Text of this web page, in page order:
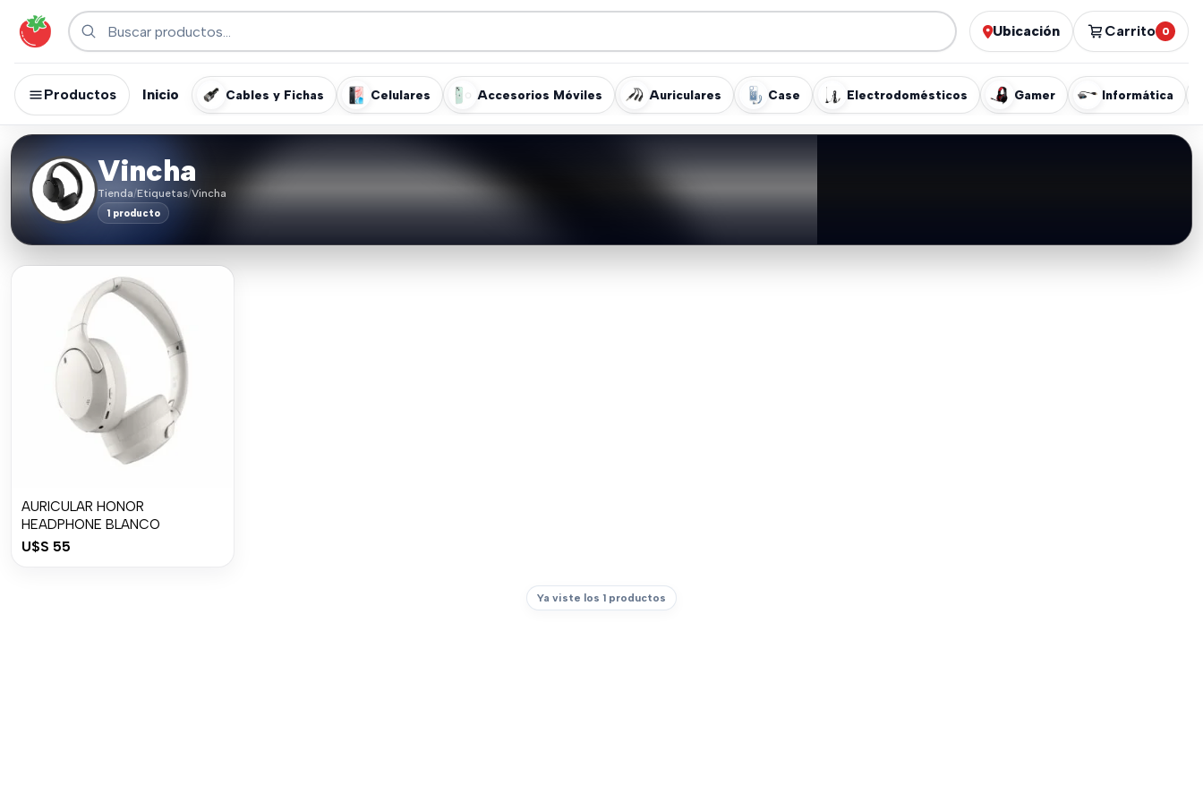
Ubicación Carrito 0
Productos Inicio Cables y Fichas Celulares Accesorios Móviles Auriculares Case Electrodomésticos Gamer Informática
Vincha
Tienda/Etiquetas/Vincha
1 producto
AURICULAR HONOR
HEADPHONE BLANCO
U$S 55
Ya viste los 1 productos